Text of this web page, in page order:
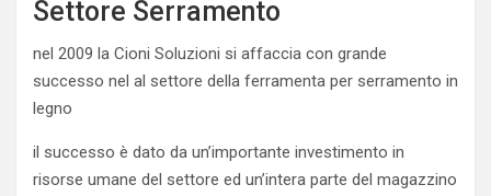
Settore Serramento
nel 2009 la Cioni Soluzioni si affaccia con grande
successo nel al settore della ferramenta per serramento in
legno
il successo è dato da un’importante investimento in
risorse umane del settore ed un’intera parte del magazzino